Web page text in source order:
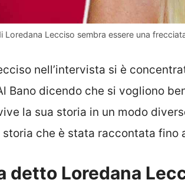
Loredana Lecciso sembra essere una
nell’intervista si è
Bano dicendo che si vogliono
la sua storia in un modo
che è stata raccontata fino
detto Loredana